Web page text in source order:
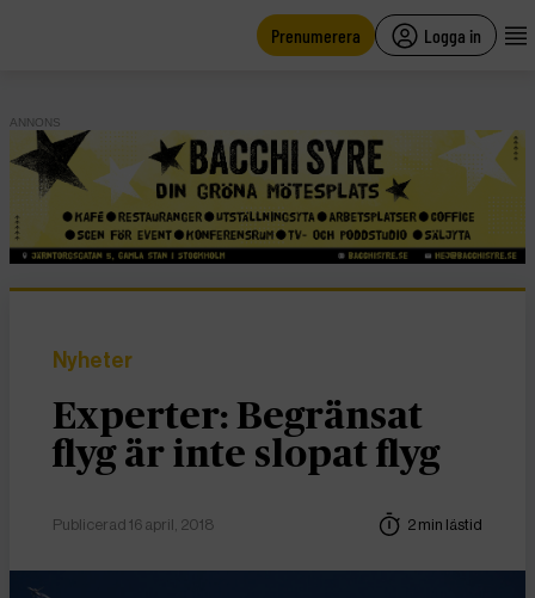
Prenumerera Logga in
ANNONS
Nyheter
Experter: Begränsat
flyg är inte slopat flyg
Publicerad 16 april, 2018 2 min lästid